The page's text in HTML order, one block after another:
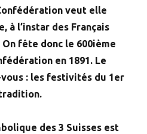
veut elle
à l’instar des Français
fête donc le 600ième
en 1891. Le
: les festivités du 1er
des 3 Suisses est